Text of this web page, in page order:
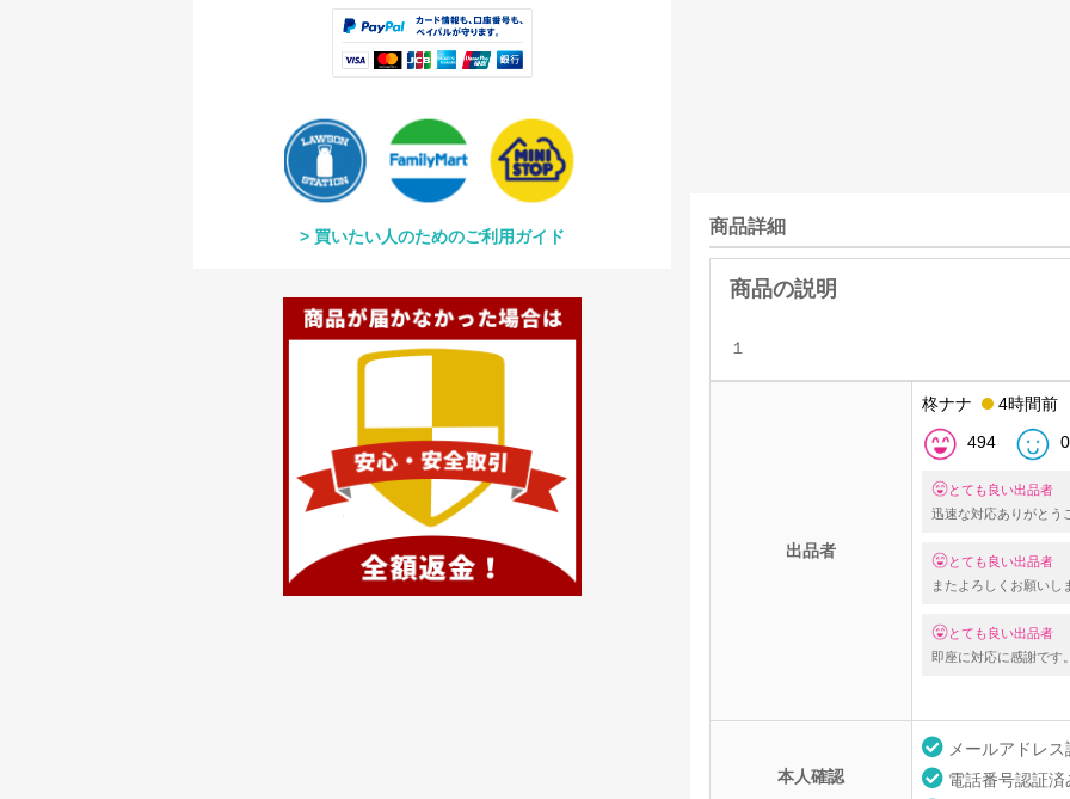
買いたい人のためのご利用ガイド 商品詳細
１
出品者
柊ナナ 4時間前
494 0
とても良い出品者
迅速な対応ありがとう
とても良い出品者
またよろしくお願いし
とても良い出品者
即座に対応に感謝です
本人確認
メールアドレ
電話番号認証済